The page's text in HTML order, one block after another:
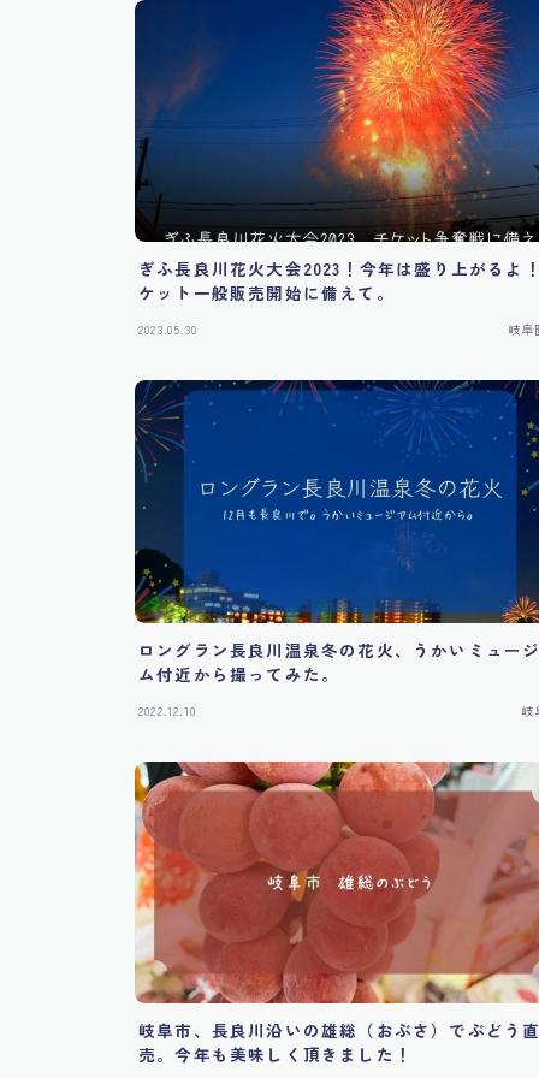
ぎふ長良川花火大会2023！今年は盛り上がるよ
ケット一般販売開始に備えて。
2023.05.30 岐阜
ロングラン長良川温泉冬の花火、うかいミュー
ム付近から撮ってみた。
2022.12.10 岐
岐阜市、長良川沿いの雄総（おぶさ）でぶどう
売。今年も美味しく頂きました！